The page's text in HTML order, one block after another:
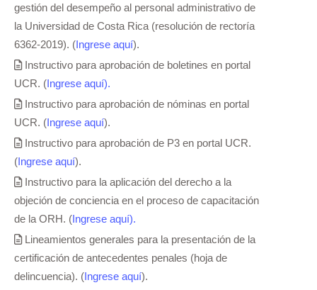
gestión del desempeño al personal administrativo de
la Universidad de Costa Rica (resolución de rectoría
6362-2019). (Ingrese aquí).
Instructivo para aprobación de boletines en portal
UCR. (Ingrese aquí).
Instructivo para aprobación de nóminas en portal
UCR. (Ingrese aquí).
Instructivo para aprobación de P3 en portal UCR.
(Ingrese aquí).
Instructivo para la aplicación del derecho a la
objeción de conciencia en el proceso de capacitación
de la ORH. (Ingrese aquí).
Lineamientos generales para la presentación de la
certificación de antecedentes penales (hoja de
delincuencia). (Ingrese aquí).